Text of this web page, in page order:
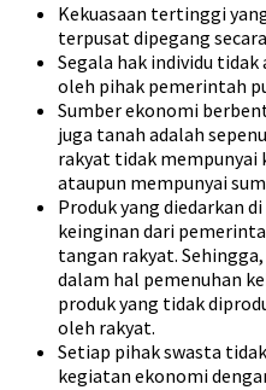
Kekuasaan tertinggi
terpusat dipegang
Segala hak individu
oleh pihak pemerintah
Sumber ekonomi
juga tanah adalah
rakyat tidak mempunyai
ataupun mempunyai
Produk yang diedarkan
keinginan dari
tangan rakyat.
dalam hal pemenuhan
produk yang tidak
oleh rakyat.
Setiap pihak swasta
kegiatan ekonomi